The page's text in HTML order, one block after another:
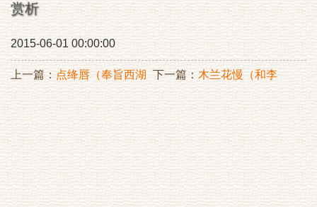
赏析
2015-06-01 00:00:00
上一篇：点绛唇（奉旨西湖
探梅）
下一篇：木兰花慢（和李
E059房题张寄闲家圃韵）